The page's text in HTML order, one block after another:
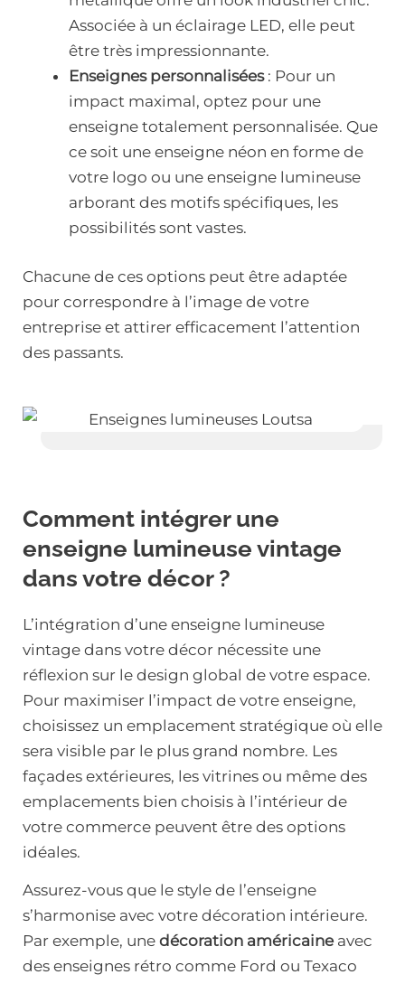
Associée à un éclairage LED, elle peut
être très impressionnante.
Enseignes personnalisées: Pour un
impact maximal, optez pour une
enseigne totalement personnalisée. Que
ce soit une enseigne néon en forme de
votre logo ou une enseigne lumineuse
arborant des motifs spécifiques, les
possibilités sont vastes.
Chacune de ces options peut être adaptée
pour correspondre à l’image de votre
entreprise et attirer efficacement l’attention
des passants.
Comment intégrer une
enseigne lumineuse vintage
dans votre décor ?
L’intégration d’une enseigne lumineuse
vintage dans votre décor nécessite une
réflexion sur le design global de votre espace.
Pour maximiser l’impact de votre enseigne,
choisissez un emplacement stratégique où elle
sera visible par le plus grand nombre. Les
façades extérieures, les vitrines ou même des
emplacements bien choisis à l’intérieur de
votre commerce peuvent être des options
idéales.
Assurez-vous que le style de l’enseigne
s’harmonise avec votre décoration intérieure.
Par exemple, une décoration américaineavec
des enseignes rétro comme Ford ou Texaco